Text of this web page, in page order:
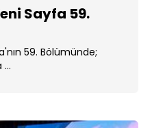
Sayfa 59.
59. Bölümünde;